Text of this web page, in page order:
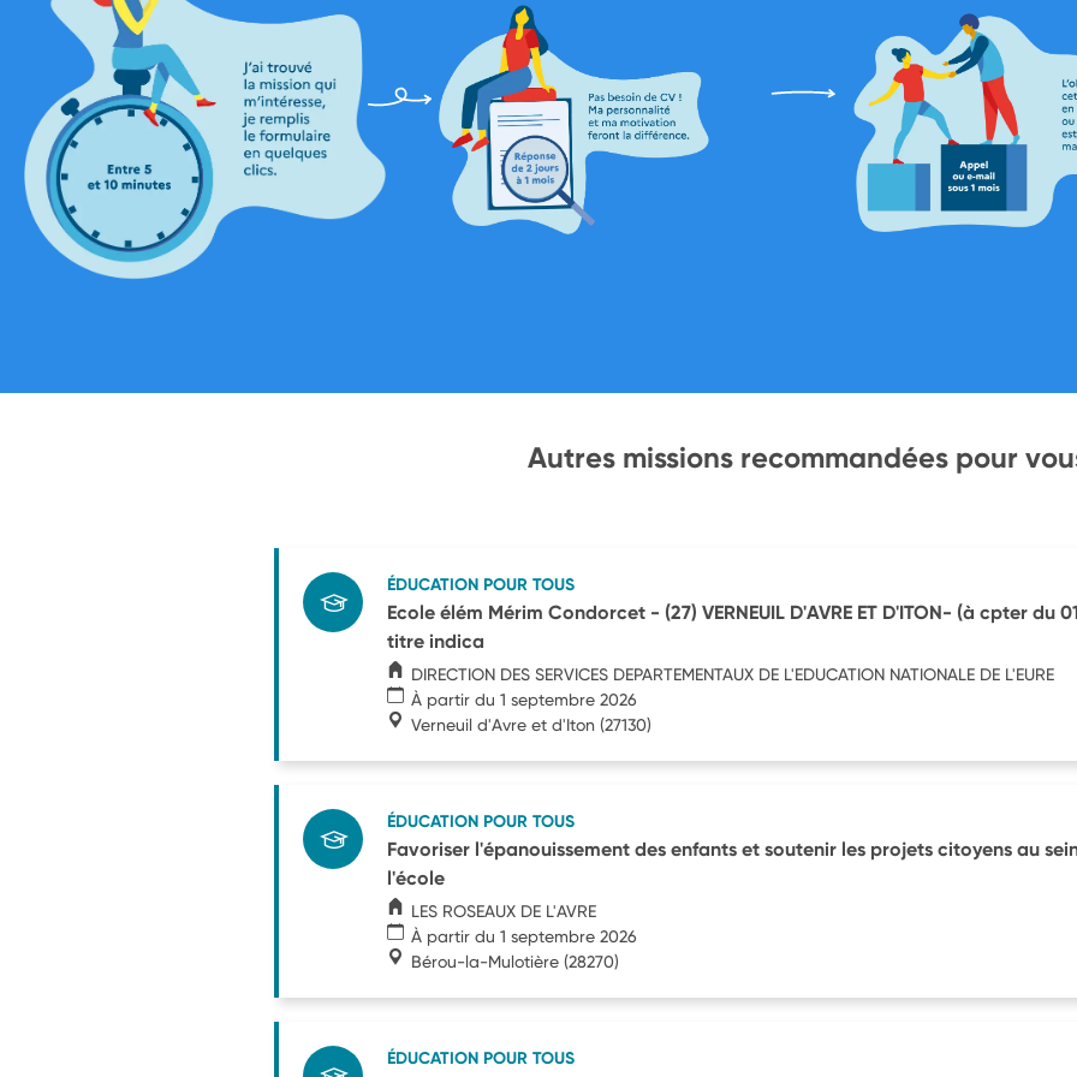
Autres missions recommandées pour
ÉDUCATION POUR TOUS
Ecole élém Mérim Condorcet - (27) VERNEUIL D'AVRE ET D'ITON- (à cpter du
titre indica
DIRECTION DES SERVICES DEPARTEMENTAUX DE L'EDUCATION NATIONALE DE L'EURE
À partir du 1 septembre 2026
Verneuil d'Avre et d'Iton (27130)
ÉDUCATION POUR TOUS
Favoriser l'épanouissement des enfants et soutenir les projets citoyens au
l'école
LES ROSEAUX DE L'AVRE
À partir du 1 septembre 2026
Bérou-la-Mulotière (28270)
ÉDUCATION POUR TOUS